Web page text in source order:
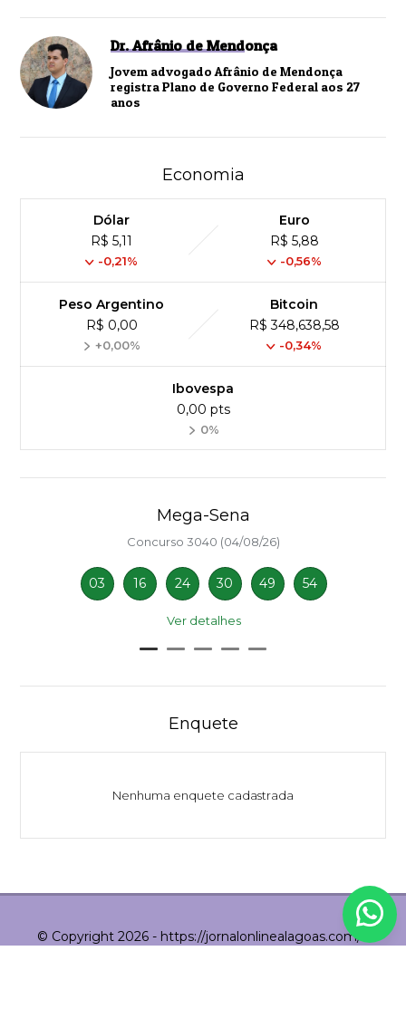
Dr. Afrânio de Mendonça
Jovem advogado Afrânio de Mendonça
registra Plano de Governo Federal aos 27
anos
Economia
Dólar
R$ 5,11
-0,21%
Euro
R$ 5,88
-0,56%
Peso Argentino
R$ 0,00
+0,00%
Bitcoin
R$ 348,638,58
-0,34%
Ibovespa
0,00 pts
0%
Mega-Sena
Concurso 3040 (04/08/26)
03 16 24 30 49 54
Ver detalhes
Enquete
Nenhuma enquete cadastrada
© Copyright 2026 - https://jornalonlinealagoas.com/ -